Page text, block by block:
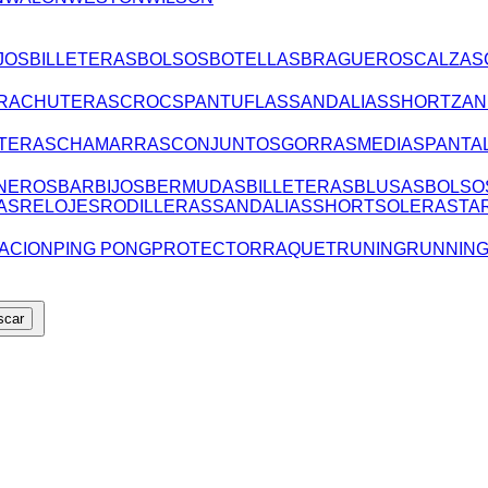
BILLETERASBOLSOSBOTELLASBRAGUEROSCALZAS
CHUTERASCROCSPANTUFLASSANDALIASSHORT
CHAMARRASCONJUNTOSGORRASMEDIAS
BARBIJOSBERMUDASBILLETERASBLUSAS
RELOJESRODILLERASSANDALIASSHORTSOLERAS
PING PONGPROTECTORRAQUETRUNINGRUNNING